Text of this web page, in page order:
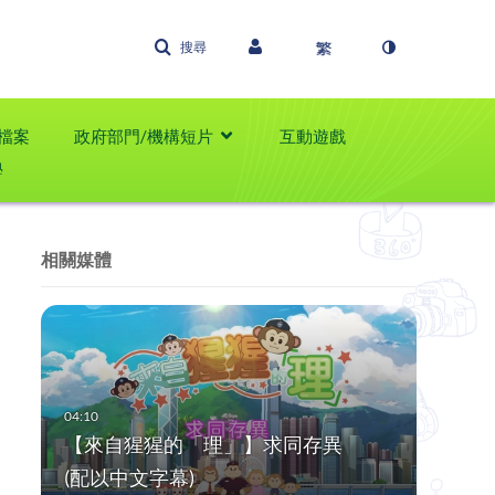
搜尋
案 政府部門/機構短片
互動遊戲
相關媒體
【來自猩猩的「理」】求同存異
(配以中文字幕)